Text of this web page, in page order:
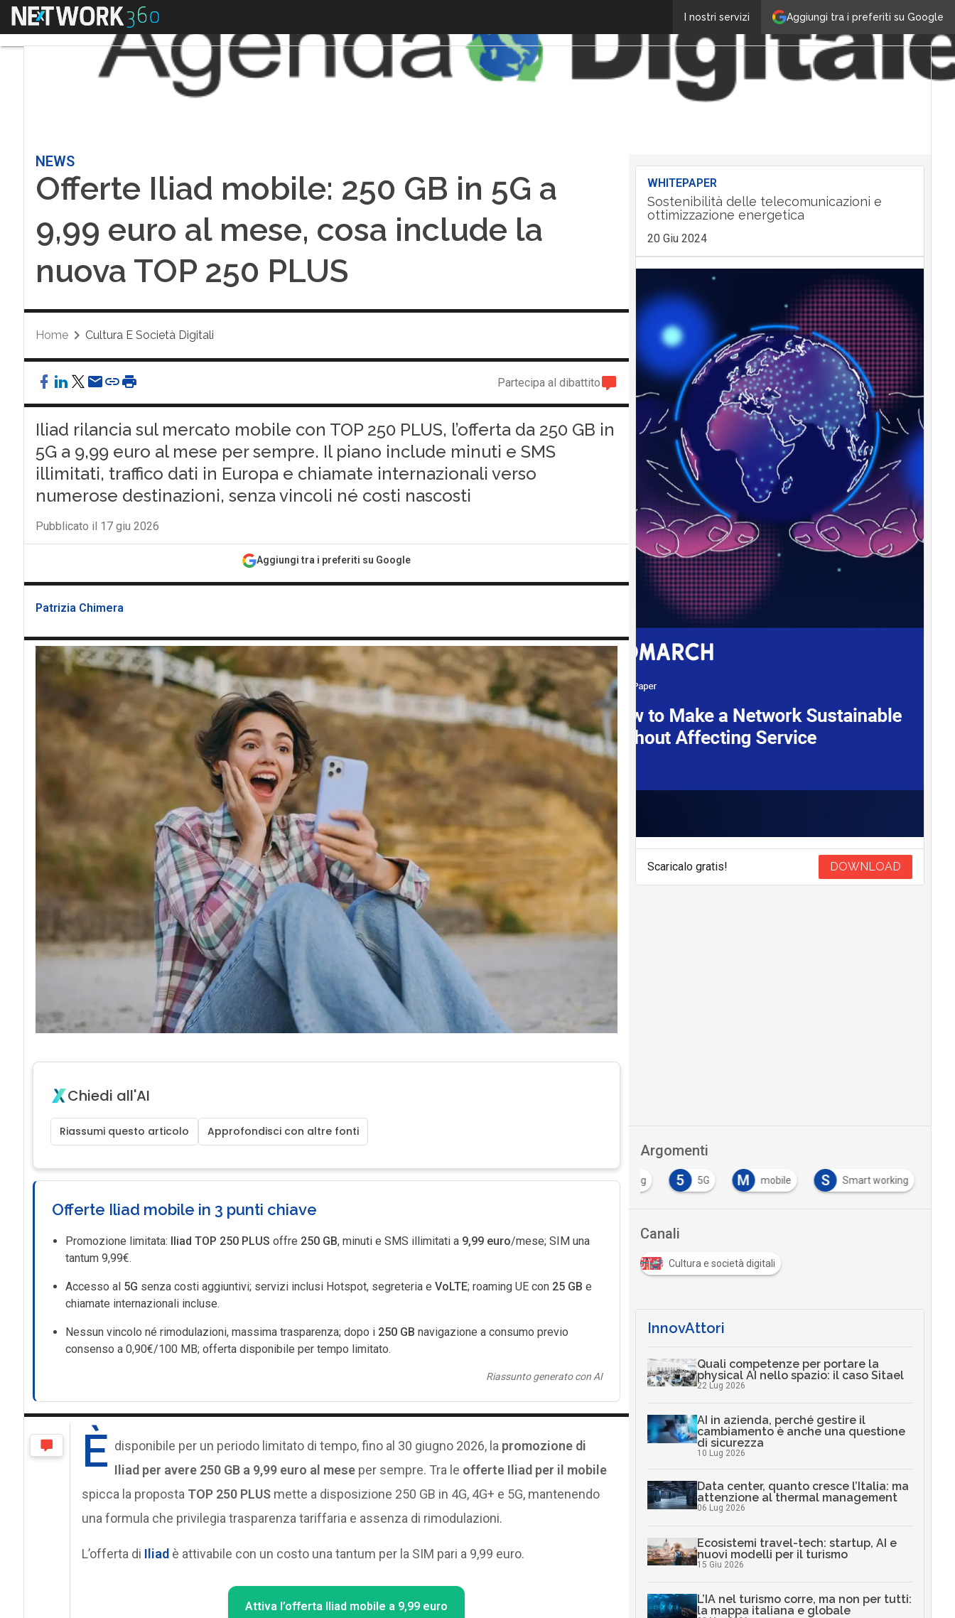
Aggiungi tra i preferiti su Google
I nostri servizi
Menu
NEWS
Offerte Iliad mobile: 250 GB in 5G a
9,99 euro al mese, cosa include la
nuova TOP 250 PLUS
Home Cultura E Società Digitali
Partecipa al dibattito
Iliad rilancia sul mercato mobile con TOP 250 PLUS, l’offerta da 250 GB in
5G a 9,99 euro al mese per sempre. Il piano include minuti e SMS
illimitati, traffico dati in Europa e chiamate internazionali verso
numerose destinazioni, senza vincoli né costi nascosti
Pubblicato il 17 giu 2026
Aggiungi tra i preferiti su Google
Patrizia Chimera
Chiedi all'AI
Riassumi questo articolo Approfondisci con altre fonti
Offerte Iliad mobile in 3 punti chiave
Promozione limitata: Iliad TOP 250 PLUS offre 250 GB, minuti e SMS illimitati a 9,99 euro/mese; SIM una
tantum 9,99€.
Accesso al 5G senza costi aggiuntivi; servizi inclusi Hotspot, segreteria e VoLTE; roaming UE con 25 GB e
chiamate internazionali incluse.
Nessun vincolo né rimodulazioni, massima trasparenza; dopo i 250 GB navigazione a consumo previo
consenso a 0,90€/100 MB; offerta disponibile per tempo limitato.
Riassunto generato con AI
È disponibile per un periodo limitato di tempo, fino al 30 giugno 2026, la promozione di
Iliad per avere 250 GB a 9,99 euro al meseper sempre. Tra le offerte Iliad per il mobile
spicca la proposta TOP 250 PLUSmette a disposizione 250 GB in 4G, 4G+ e 5G, mantenendo
una formula che privilegia trasparenza tariffaria e assenza di rimodulazioni.
L’offerta di Iliadè attivabile con un costo una tantum per la SIM pari a 9,99 euro.
Attiva l’offerta Iliad mobile a 9,99 euro
WHITEPAPER
Sostenibilità delle telecomunicazioni e
ottimizzazione energetica
20 Giu 2024
Scaricalo gratis! DOWNLOAD
Argomenti
4
4g 5 5G M mobile S Smart working
Canali
Cultura e società digitali
InnovAttori
Quali competenze per portare la
physical AI nello spazio: il caso Sitael
22 Lug 2026
AI in azienda, perché gestire il
cambiamento è anche una questione
di sicurezza
10 Lug 2026
Data center, quanto cresce l’Italia: ma
attenzione al thermal management
06 Lug 2026
Ecosistemi travel-tech: startup, AI e
nuovi modelli per il turismo
15 Giu 2026
L’IA nel turismo corre, ma non per tutti:
la mappa italiana e globale